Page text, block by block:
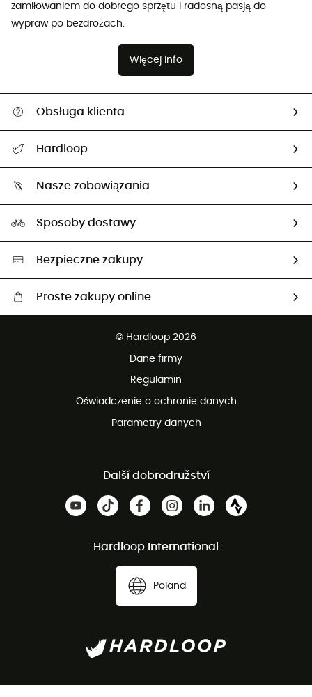
zamiłowaniem do dobrego sprzętu i radosną pasją do
wypraw po bezdrożach.
Więcej info
Obsługa klienta
Zwrot artykułów i zwrot środków
Hardloop
Ambasadorzy
Nasze zobowiązania
Wybrane produkty eko
Sposoby dostawy
Bezpieczne zakupy
Proste zakupy online
© Hardloop 2026
Dane firmy
Regulamin
Oświadczenie o ochronie danych
Parametry danych
Další dobrodružství
Hardloop International
Poland